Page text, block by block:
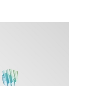
اقتراحات